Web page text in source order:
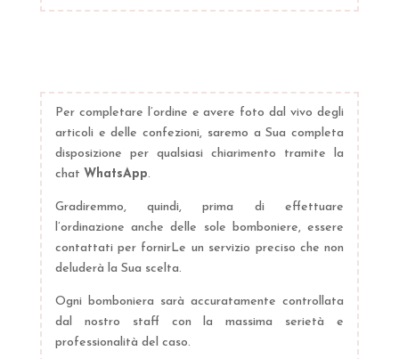
Per completare l’ordine e avere foto dal vivo degli
articoli e delle confezioni, saremo a Sua completa
disposizione per qualsiasi chiarimento tramite la
chat WhatsApp.
Gradiremmo, quindi, prima di effettuare
l’ordinazione anche delle sole bomboniere, essere
contattati per fornirLe un servizio preciso che non
deluderà la Sua scelta.
Ogni bomboniera sarà accuratamente controllata
dal nostro staff con la massima serietà e
professionalità del caso.